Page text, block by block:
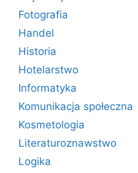
Fotografia
Handel
Historia
Hotelarstwo
Informatyka
Komunikacja społeczna
Kosmetologia
Literaturoznawstwo
Logika